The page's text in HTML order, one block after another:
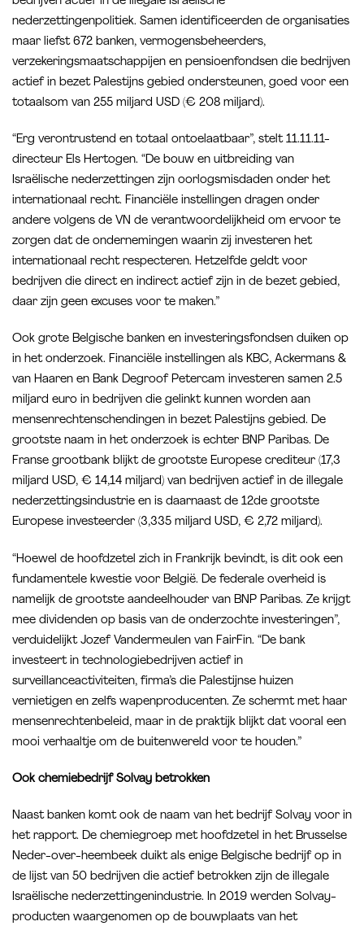
nederzettingenpolitiek. Samen identificeerden de organisaties
maar liefst 672 banken, vermogensbeheerders,
verzekeringsmaatschappijen en pensioenfondsen die bedrijven
actief in bezet Palestijns gebied ondersteunen, goed voor een
totaalsom van 255 miljard USD (€ 208 miljard).
“Erg verontrustend en totaal ontoelaatbaar”, stelt 11.11.11-
directeur Els Hertogen. “De bouw en uitbreiding van
Israëlische nederzettingen zijn oorlogsmisdaden onder het
internationaal recht. Financiële instellingen dragen onder
andere volgens de VN de verantwoordelijkheid om ervoor te
zorgen dat de ondernemingen waarin zij investeren het
internationaal recht respecteren. Hetzelfde geldt voor
bedrijven die direct en indirect actief zijn in de bezet gebied,
daar zijn geen excuses voor te maken.”
Ook grote Belgische banken en investeringsfondsen duiken op
in het onderzoek. Financiële instellingen als KBC, Ackermans &
van Haaren en Bank Degroof Petercam investeren samen 2.5
miljard euro in bedrijven die gelinkt kunnen worden aan
mensenrechtenschendingen in bezet Palestijns gebied. De
grootste naam in het onderzoek is echter BNP Paribas. De
Franse grootbank blijkt de grootste Europese crediteur (17,3
miljard USD, € 14,14 miljard) van bedrijven actief in de illegale
nederzettingsindustrie en is daarnaast de 12de grootste
Europese investeerder (3,335 miljard USD, € 2,72 miljard).
“Hoewel de hoofdzetel zich in Frankrijk bevindt, is dit ook een
fundamentele kwestie voor België. De federale overheid is
namelijk de grootste aandeelhouder van BNP Paribas. Ze krijgt
mee dividenden op basis van de onderzochte investeringen”,
verduidelijkt Jozef Vandermeulen van FairFin. “De bank
investeert in technologiebedrijven actief in
surveillanceactiviteiten, firma’s die Palestijnse huizen
vernietigen en zelfs wapenproducenten. Ze schermt met haar
mensenrechtenbeleid, maar in de praktijk blijkt dat vooral een
mooi verhaaltje om de buitenwereld voor te houden.”
Ook chemiebedrijf Solvay betrokken
Naast banken komt ook de naam van het bedrijf Solvay voor in
het rapport. De chemiegroep met hoofdzetel in het Brusselse
Neder-over-heembeek duikt als enige Belgische bedrijf op in
de lijst van 50 bedrijven die actief betrokken zijn de illegale
Israëlische nederzettingenindustrie. In 2019 werden Solvay-
producten waargenomen op de bouwplaats van het